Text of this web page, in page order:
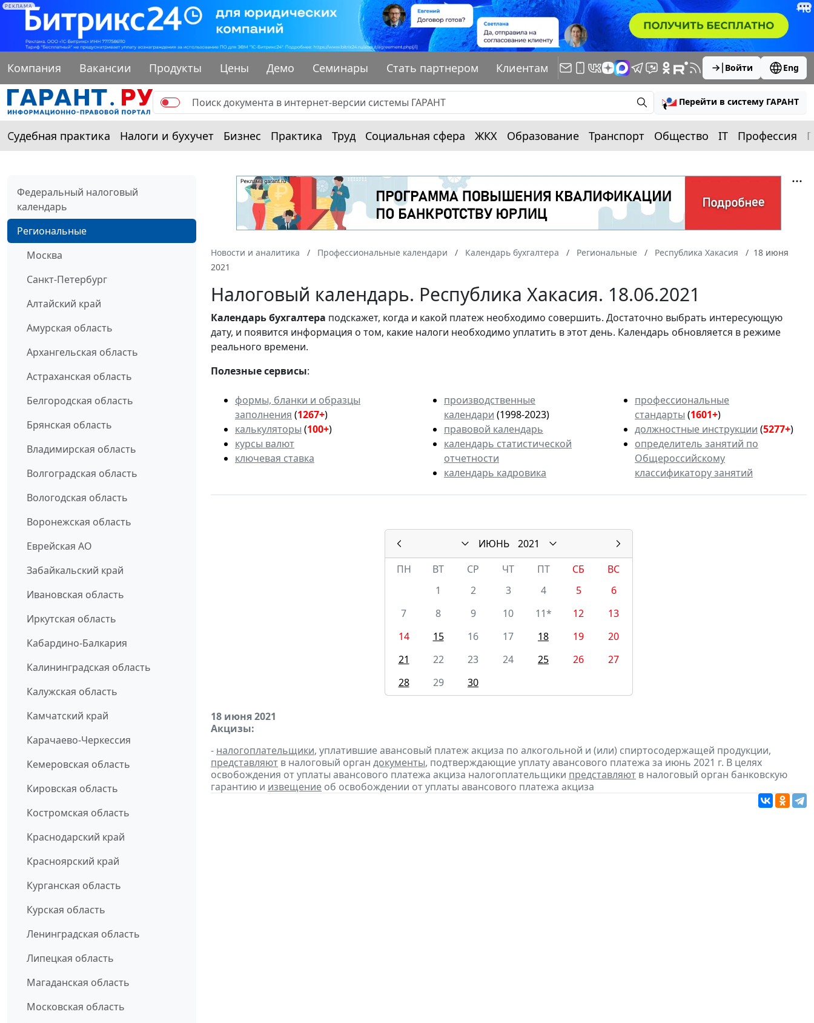
РЕКЛАМА
Компания Вакансии Продукты Цены Демо Семинары Стать партнером Клиентам Войти Eng
Перейти в систему ГАРАНТ
Судебная практика Налоги и бухучет Бизнес Практика Труд Социальная сфера ЖКХ Образование Транспорт Общество IT Профессия
Федеральный налоговый
календарь
Региональные
Москва
Санкт-Петербург
Алтайский край
Амурская область
Архангельская область
Астраханская область
Белгородская область
Брянская область
Владимирская область
Волгоградская область
Вологодская область
Воронежская область
Еврейская АО
Забайкальский край
Ивановская область
Иркутская область
Кабардино-Балкария
Калининградская область
Калужская область
Камчатский край
Карачаево-Черкессия
Кемеровская область
Кировская область
Костромская область
Краснодарский край
Красноярский край
Курганская область
Курская область
Ленинградская область
Липецкая область
Магаданская область
Московская область
Новости и аналитика Профессиональные календари Календарь бухгалтера Региональные Республика Хакасия
18 июня
2021
Налоговый календарь. Республика Хакасия. 18.06.2021
Календарьбухгалтера подскажет, когда и какой платеж необходимо совершить. Достаточно выбрать интересующую
дату, и появится информация о том, какие налоги необходимо уплатить в этот день. Календарь обновляется в режиме
реального времени.
Полезные сервисы:
формы, бланки и образцы
заполнения (1267+)
калькуляторы (100+)
курсы валют
ключевая ставка
производственные
календари (1998-2023)
правовой календарь
календарь статистической
отчетности
календарь кадровика
профессиональные
стандарты (1601+)
должностные инструкции (5277+)
определитель занятий по
Общероссийскому
классификатору занятий
ИЮНЬ
2021
ПН
ВТ СР ЧТ ПТ СБ
ВС
1
2 3 4 5
6
7
8 9 10 11* 12
13
14
15 16 17 18 19
20
21
22 23 24 25 26
27
28
29 30
18 июня 2021
Акцизы:
- налогоплательщики, уплатившие авансовый платеж акциза по алкогольной и (или) спиртосодержащей продукции,
представляют в налоговый орган документы, подтверждающие уплату авансового платежа за июнь 2021 г. В целях
освобождения от уплаты авансового платежа акциза налогоплательщики представляют в налоговый орган банковскую
гарантию и извещение об освобождении от уплаты авансового платежа акциза